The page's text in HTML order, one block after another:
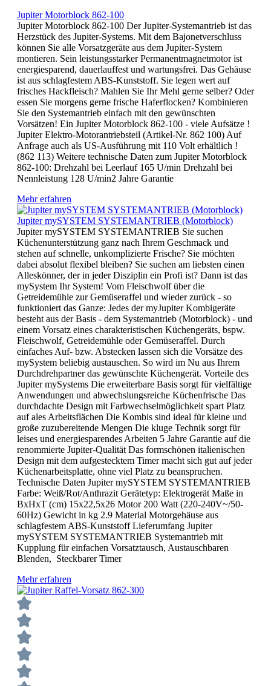
Jupiter Motorblock 862-100
Jupiter Motorblock 862-100 Der Jupiter-Systemantrieb ist das
Herzstück des Jupiter-Systems. Mit dem Bajonetverschluss
können Sie alle Vorsatzgeräte aus dem Jupiter-System
montieren. Sein leistungsstarker Permanentmagnetmotor ist
energiesparend, dauerlauffest und wartungsfrei. Das Gehäuse
ist aus schlagfestem ABS-Kunststoff. Sie legen wert auf
frisches Hackfleisch? Mahlen Sie Ihr Mehl gerne selber? Oder
essen Sie morgens gerne frische Haferflocken? Kombinieren
Sie den Systemantrieb einfach mit den gewünschten
Vorsätzen! Ein Jupiter Motorblock 862-100 - viele Aufsätze !
Jupiter Elektro-Motorantriebsteil (Artikel-Nr. 862 100) Auf
Anfrage auch als US-Ausführung mit 110 Volt erhältlich !
(862 113) Weitere technische Daten zum Jupiter Motorblock
862-100: Drehzahl bei Leerlauf 165 U/min Drehzahl bei
Nennleistung 128 U/min2 Jahre Garantie
Mehr erfahren
Jupiter mySYSTEM SYSTEMANTRIEB (Motorblock)
Jupiter mySYSTEM SYSTEMANTRIEB Sie suchen
Küchenunterstützung ganz nach Ihrem Geschmack und
stehen auf schnelle, unkomplizierte Frische? Sie möchten
dabei absolut flexibel bleiben? Sie suchen am liebsten einen
Alleskönner, der in jeder Disziplin ein Profi ist? Dann ist das
mySystem Ihr System! Vom Fleischwolf über die
Getreidemühle zur Gemüseraffel und wieder zurück - so
funktioniert das Ganze: Jedes der myJupiter Kombigeräte
besteht aus der Basis - dem Systemantrieb (Motorblock) - und
einem Vorsatz eines charakteristischen Küchengeräts, bspw.
Fleischwolf, Getreidemühle oder Gemüseraffel. Durch
einfaches Auf- bzw. Abstecken lassen sich die Vorsätze des
mySystem beliebig austauschen. So wird im Nu aus Ihrem
Durchdrehpartner das gewünschte Küchengerät. Vorteile des
Jupiter mySystems Die erweiterbare Basis sorgt für vielfältige
Anwendungen und abwechslungsreiche Küchenfrische Das
durchdachte Design mit Farbwechselmöglichkeit spart Platz
auf ales Arbeitsflächen Die Kombis sind ideal für kleine und
große zuzubereitende Mengen Die kluge Technik sorgt für
leises und energiesparendes Arbeiten 5 Jahre Garantie auf die
renommierte Jupiter-Qualität Das formschönen italienischen
Design mit dem aufgestecktem Timer macht sich gut auf jeder
Küchenarbeitsplatte, ohne viel Platz zu beanspruchen.
Technische Daten Jupiter mySYSTEM SYSTEMANTRIEB
Farbe: Weiß/Rot/Anthrazit Gerätetyp: Elektrogerät Maße in
BxHxT (cm) 15x22,5x26 Motor 200 Watt (220-240V~/50-
60Hz) Gewicht in kg 2.9 Material Motorgehäuse aus
schlagfestem ABS-Kunststoff Lieferumfang Jupiter
mySYSTEM SYSTEMANTRIEB Systemantrieb mit
Kupplung für einfachen Vorsatztausch, Austauschbaren
Blenden, Steckbarer Timer
Mehr erfahren